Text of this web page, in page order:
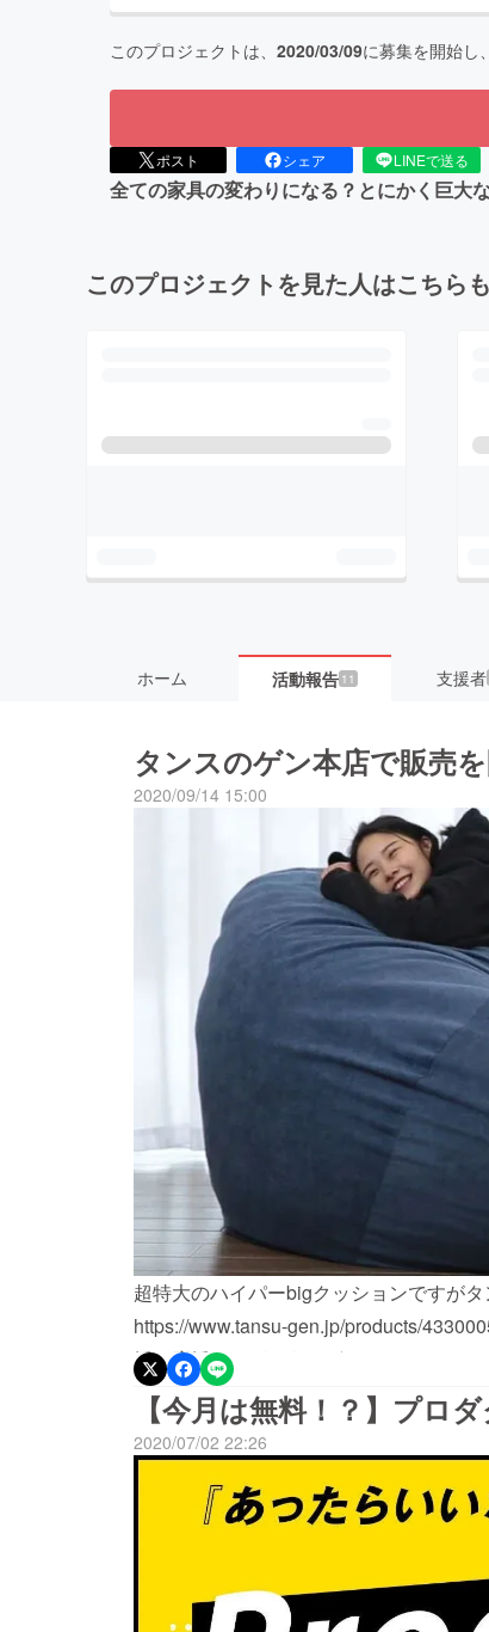
このプロジェクトは、 2020/03/09に募集を開始し、
ポスト シェア LINEで送る
全ての家具の変わりになる？とにかく巨大
このプロジェクトを見た人はこちら
ホーム 活動報告 11 支援者
タンスのゲン本店で販売を
2020/09/14 15:00
超特大のハイパーbigクッションですが
https://www.tansu-gen.jp/products/
援・応援ありがとうございました！
【今月は無料！？】プロ
2020/07/02 22:26